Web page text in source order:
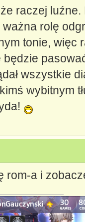
raczej
ważna rolę
tonie, więc
będzie
wszystkie
wybitnym
rom-a i